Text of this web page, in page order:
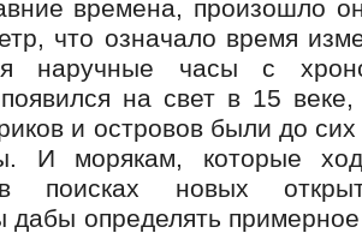
времена, произошло
что означало время
наручные часы с
на свет в 15
и островов были до
И морякам, которые
поисках новых
дабы определять